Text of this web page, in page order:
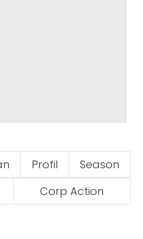
Profil
Season
Corp Action